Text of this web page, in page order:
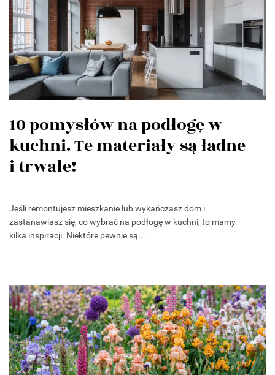
10 pomysłów na podłogę w
kuchni. Te materiały są ładne
i trwałe!
Jeśli remontujesz mieszkanie lub wykańczasz dom i
zastanawiasz się, co wybrać na podłogę w kuchni, to mamy
kilka inspiracji. Niektóre pewnie są...